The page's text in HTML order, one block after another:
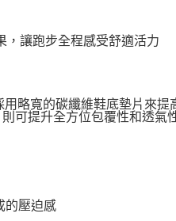
，讓跑步全程感受舒適活力
略寬的碳纖維鞋底墊片來
可提升全方位包覆性和透氣
的壓迫感